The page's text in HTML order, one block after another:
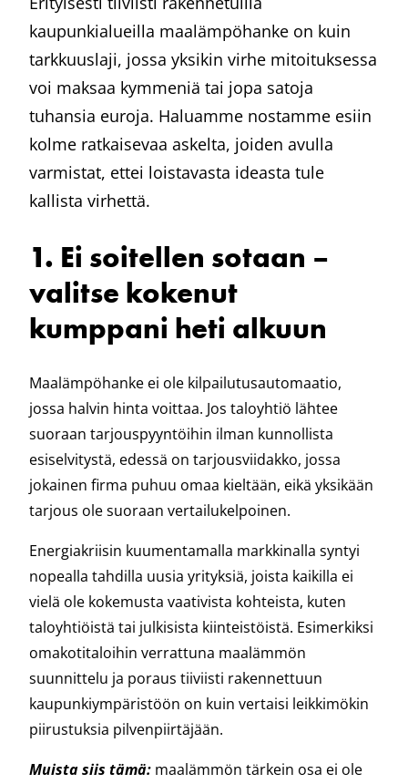
kaupunkialueilla maalämpöhanke on kuin
tarkkuuslaji, jossa yksikin virhe mitoituksessa
voi maksaa kymmeniä tai jopa satoja
tuhansia euroja. Haluamme nostamme esiin
kolme ratkaisevaa askelta, joiden avulla
varmistat, ettei loistavasta ideasta tule
kallista virhettä.
1. Ei soitellen sotaan –
valitse kokenut
kumppani heti alkuun
Maalämpöhanke ei ole kilpailutusautomaatio,
jossa halvin hinta voittaa. Jos taloyhtiö lähtee
suoraan tarjouspyyntöihin ilman kunnollista
esiselvitystä, edessä on tarjousviidakko, jossa
jokainen firma puhuu omaa kieltään, eikä yksikään
tarjous ole suoraan vertailukelpoinen.
Energiakriisin kuumentamalla markkinalla syntyi
nopealla tahdilla uusia yrityksiä, joista kaikilla ei
vielä ole kokemusta vaativista kohteista, kuten
taloyhtiöistä tai julkisista kiinteistöistä. Esimerkiksi
omakotitaloihin verrattuna maalämmön
suunnittelu ja poraus tiiviisti rakennettuun
kaupunkiympäristöön on kuin vertaisi leikkimökin
piirustuksia pilvenpiirtäjään.
Muista siis tämä: maalämmön tärkein osa ei ole